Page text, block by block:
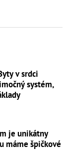
v srdci
systém,
je unikátny
máme špičkové